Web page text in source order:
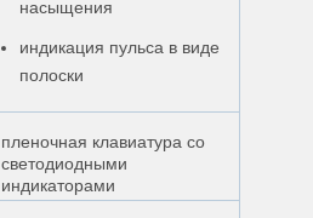
насыщения
индикация пульса в виде
полоски
пленочная клавиатура со
светодиодными
индикаторами